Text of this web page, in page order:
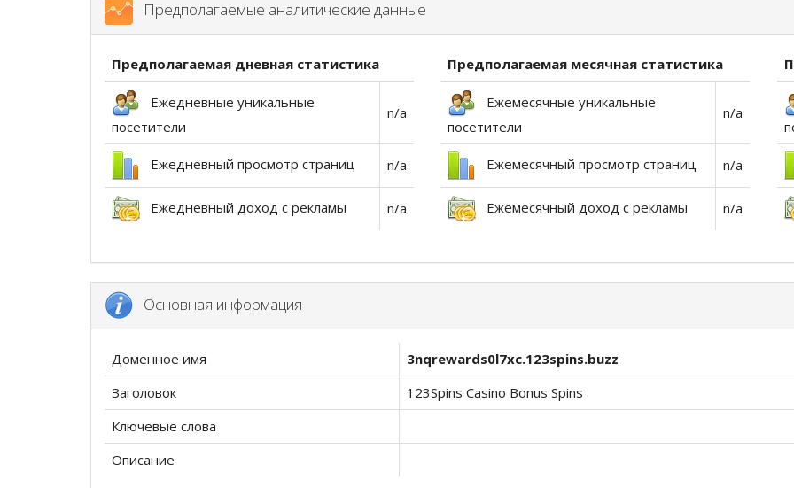
Предполагаемые аналитические данные
Предполагаемая дневная статистика
Ежедневные уникальные
посетители
n/a
Ежедневный просмотр страниц n/a
Ежедневный доход с рекламы n/a
Предполагаемая месячная статистика
Ежемесячные уникальные
посетители
n/a
Ежемесячный просмотр страниц n/a
Ежемесячный доход с рекламы n/a
Основная информация
Доменное имя
3nqrewards0l7xc.123spins.buzz
Заголовок
123Spins Casino Bonus Spins
Ключевые слова
Описание